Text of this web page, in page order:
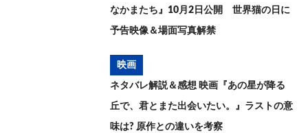
なかまたち』10月2日公開 世界猫の日に
予告映像＆場面写真解禁
映画
ネタバレ解説＆感想 映画『あの星が降る
丘で、君とまた出会いたい。』ラストの意
味は? 原作との違いを考察